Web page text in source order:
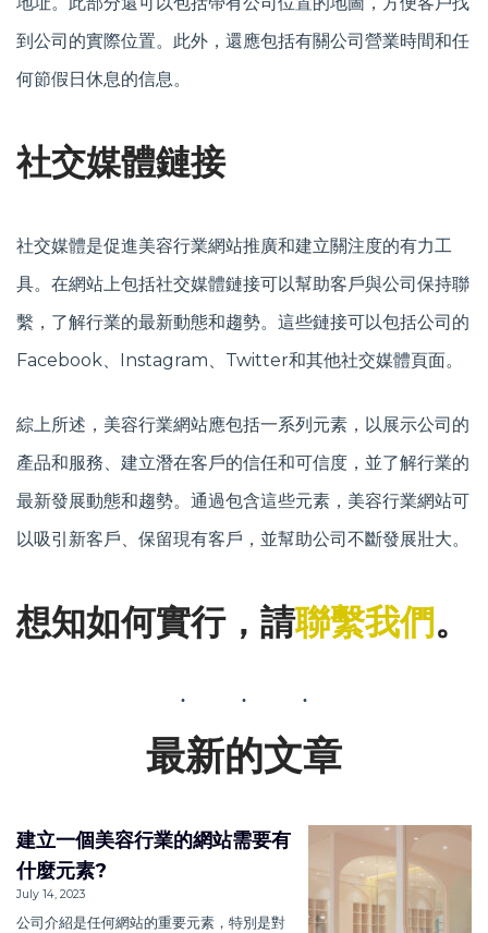
到公司的實際位置。此外，還應包括有關公司營業時間和任
何節假日休息的信息。
社交媒體鏈接
社交媒體是促進美容行業網站推廣和建立關注度的有力工
具。在網站上包括社交媒體鏈接可以幫助客戶與公司保持聯
繫，了解行業的最新動態和趨勢。這些鏈接可以包括公司的
Facebook、Instagram、Twitter和其他社交媒體頁面。
綜上所述，美容行業網站應包括一系列元素，以展示公司的
產品和服務、建立潛在客戶的信任和可信度，並了解行業的
最新發展動態和趨勢。通過包含這些元素，美容行業網站可
以吸引新客戶、保留現有客戶，並幫助公司不斷發展壯大。
想知如何實行，請聯繫我們。
最新的文章
建立一個美容行業的網站需要有
什麼元素?
July 14, 2023
公司介紹是任何網站的重要元素，特別是對